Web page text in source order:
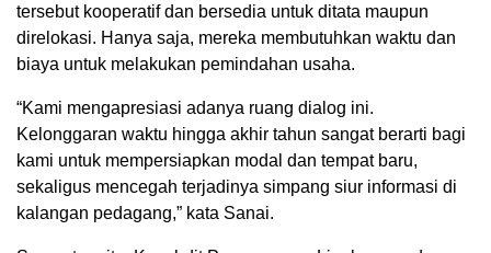
tersebut kooperatif dan bersedia untuk ditata maupun
direlokasi. Hanya saja, mereka membutuhkan waktu dan
biaya untuk melakukan pemindahan usaha.
“Kami mengapresiasi adanya ruang dialog ini.
Kelonggaran waktu hingga akhir tahun sangat berarti bagi
kami untuk mempersiapkan modal dan tempat baru,
sekaligus mencegah terjadinya simpang siur informasi di
kalangan pedagang,” kata Sanai.